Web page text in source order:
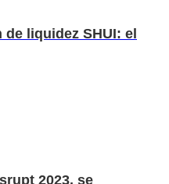
liquidez SHUI: el
2023, se